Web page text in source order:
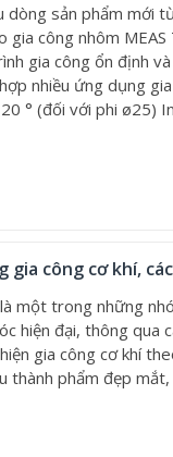
dòng sản phẩm mới
gia công nhôm
gia công ổn định
nhiều ứng dụng
° (đối với phi ø25)
gia công cơ khí,
một trong những
hiện đại, thông
gia công cơ khí
thành phẩm đẹp